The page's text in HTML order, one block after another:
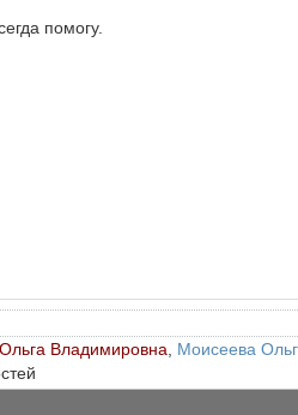
помогу.
Ольга Владимировна Моисеева